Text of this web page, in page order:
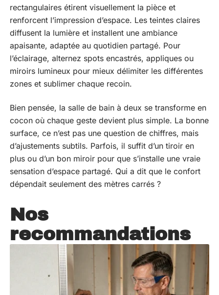
rectangulaires étirent visuellement la pièce et
renforcent l’impression d’espace. Les teintes claires
diffusent la lumière et installent une ambiance
apaisante, adaptée au quotidien partagé. Pour
l’éclairage, alternez spots encastrés, appliques ou
miroirs lumineux pour mieux délimiter les différentes
zones et sublimer chaque recoin.
Bien pensée, la salle de bain à deux se transforme en
cocon où chaque geste devient plus simple. La bonne
surface, ce n’est pas une question de chiffres, mais
d’ajustements subtils. Parfois, il suffit d’un tiroir en
plus ou d’un bon miroir pour que s’installe une vraie
sensation d’espace partagé. Qui a dit que le confort
dépendait seulement des mètres carrés ?
Nos
recommandations